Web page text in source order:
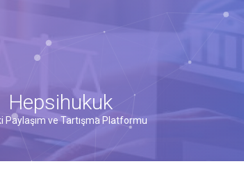
Hepsihukuk
Paylaşım ve Tartışma Platformu